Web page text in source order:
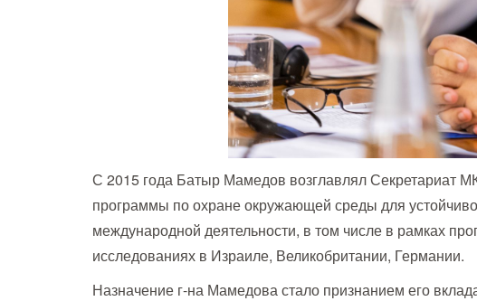
С 2015 года Батыр Мамедов возглавлял Секретариат
программы по охране окружающей среды для
международной деятельности, в том числе в рамках
исследованиях в Израиле, Великобритании, Германии.
Назначение г-на Мамедова стало признанием его